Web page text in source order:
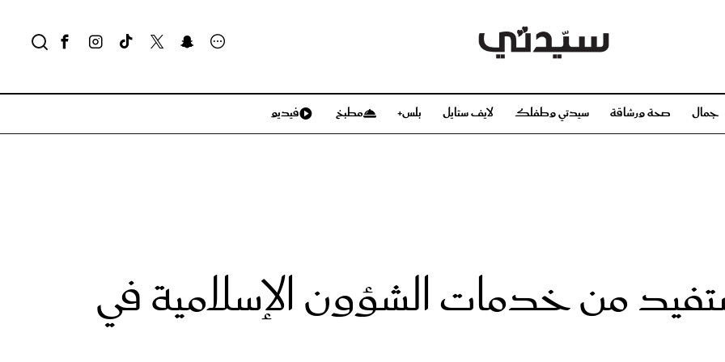
جمال صحة ورشاقة سيدتي وطفلك لايف ستايل بلس+ مطبخ فيديو
مستفيد من خدمات الشؤون الإسلامية في
مجلة سيدتي
مناسبات X سيدتي